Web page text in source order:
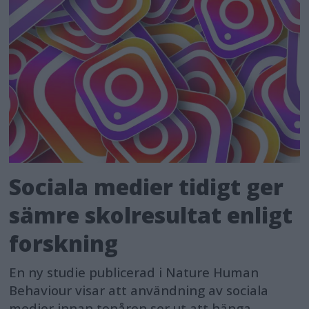
Sociala medier tidigt ger
sämre skolresultat enligt
forskning
En ny studie publicerad i Nature Human
Behaviour visar att användning av sociala